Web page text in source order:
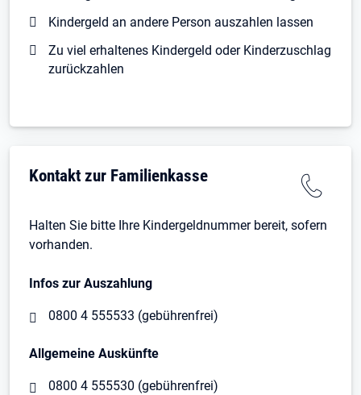
Kindergeld an andere Person auszahlen lassen
Zu viel erhaltenes Kindergeld oder Kinderzuschlag
zurückzahlen
Kontakt zur Familienkasse
Halten Sie bitte Ihre Kindergeldnummer bereit, sofern
vorhanden.
Infos zur Auszahlung
0800 4 555533 (gebührenfrei)
Allgemeine Auskünfte
0800 4 555530 (gebührenfrei)